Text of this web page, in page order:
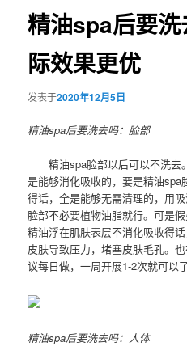
精油spa后要
际效果更优
发表于2020年12月5日
精油spa后要洗去吗：脸部
精油spa脸部以后可以不洗去
是能够消化吸收的，要是精油spa
得话，全是能够无需清理的，用
脸部不必要植物油脂就行。可是
精油浮在肌肤表层不消化吸收得
皮肤导致压力，堵塞皮肤毛孔。
议每日做，一周开展1-2次就可以了
精油spa后要洗去吗：人体